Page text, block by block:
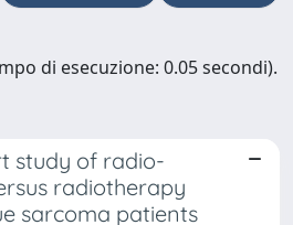
di esecuzione: 0.05 secondi).
study of radio-
radiotherapy
sarcoma patients